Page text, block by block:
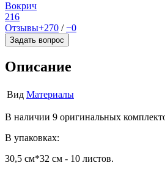
Вокрич
216
Отзывы+270 /−0
Задать вопрос
Описание
Вид Материалы
В наличии 9 оригинальных
В упаковках:
30,5 см*32 см - 10 листов.